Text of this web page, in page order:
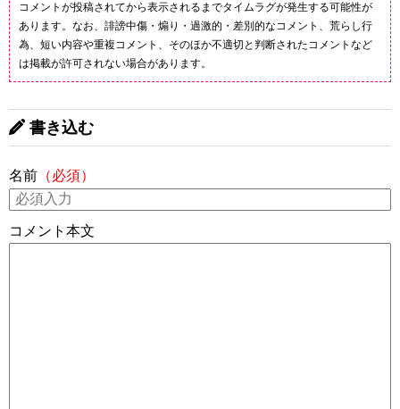
コメントが投稿されてから表示されるまでタイムラグが発生する可能性が
あります。なお、誹謗中傷・煽り・過激的・差別的なコメント、荒らし行
為、短い内容や重複コメント、そのほか不適切と判断されたコメントなど
は掲載が許可されない場合があります。
書き込む
名前 （必須）
コメント本文